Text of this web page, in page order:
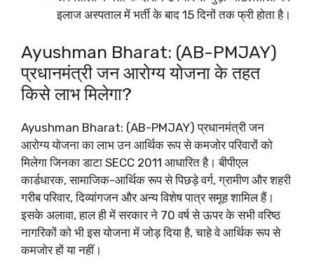
इलाज अस्पताल में भर्ती के बाद 15 दिनों तक फ्री होता है।
Ayushman Bharat: (AB-PMJAY)
प्रधानमंत्री जन आरोग्य योजना के तहत
किसे लाभ मिलेगा?
Ayushman Bharat: (AB-PMJAY) प्रधानमंत्री जन
आरोग्य योजना का लाभ उन आर्थिक रूप से कमजोर परिवारों को
मिलेगा जिनका डाटा SECC 2011 आधारित है। बीपीएल
कार्डधारक, सामाजिक-आर्थिक रूप से पिछड़े वर्ग, ग्रामीण और शहरी
गरीब परिवार, दिव्यांगजन और अन्य विशेष पात्र समूह शामिल हैं।
इसके अलावा, हाल ही में सरकार ने 70 वर्ष से ऊपर के सभी वरिष्ठ
नागरिकों को भी इस योजना में जोड़ दिया है, चाहे वे आर्थिक रूप से
कमजोर हों या नहीं।